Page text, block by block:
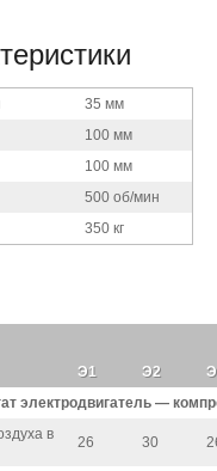
35 мм
100 мм
100 мм
500 об/мин
350 кг
Э1
Э2
электродвигатель —
в
26 30